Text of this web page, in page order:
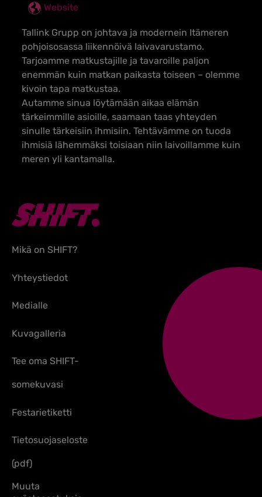
Website
Tallink Grupp on johtava ja modernein Itämeren
pohjoisosassa liikennöivä laivavarustamo.
Tarjoamme matkustajille ja tavaroille paljon
enemmän kuin matkan paikasta toiseen – olemme
kivoin tapa matkustaa.
Autamme sinua löytämään aikaa elämän
tärkeimmille asioille, saamaan taas yhteyden
sinulle tärkeisiin ihmisiin. Tehtävämme on tuoda
ihmisiä lähemmäksi toisiaan niin laivoillamme kuin
meren yli kantamalla.
Mikä on SHIFT?
Yhteystiedot
Medialle
Kuvagalleria
Tee oma SHIFT-
somekuvasi
Festarietiketti
Tietosuojaseloste
(pdf)
Muuta